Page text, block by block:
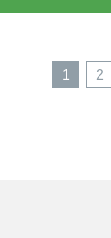
1 2